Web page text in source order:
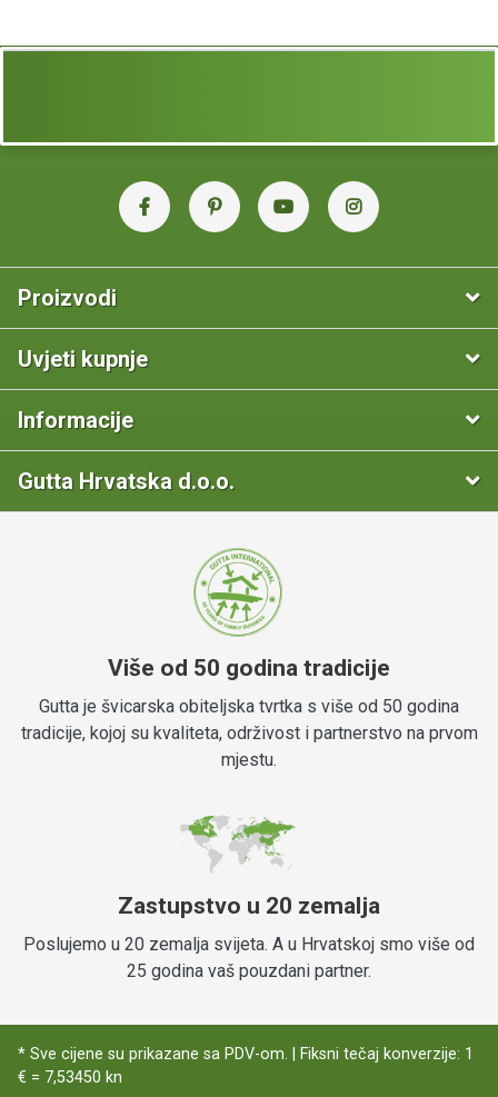
Proizvodi
Uvjeti kupnje
Informacije
Gutta Hrvatska d.o.o.
Više od 50 godina tradicije
Gutta je švicarska obiteljska tvrtka s više od 50 godina
tradicije, kojoj su kvaliteta, održivost i partnerstvo na prvom
mjestu.
Zastupstvo u 20 zemalja
Poslujemo u 20 zemalja svijeta. A u Hrvatskoj smo više od
25 godina vaš pouzdani partner.
* Sve cijene su prikazane sa PDV-om. | Fiksni tečaj konverzije: 1
€ = 7,53450 kn